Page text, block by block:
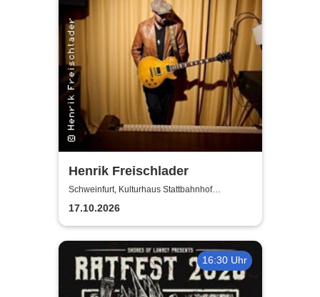
Henrik Freischlader
Schweinfurt, Kulturhaus Stattbahnhof
Schweinfurt
17.10.2026
16:30 Uhr